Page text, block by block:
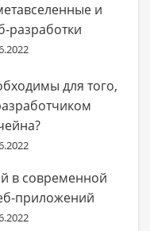
и
разработки
для того,
в современной
приложений